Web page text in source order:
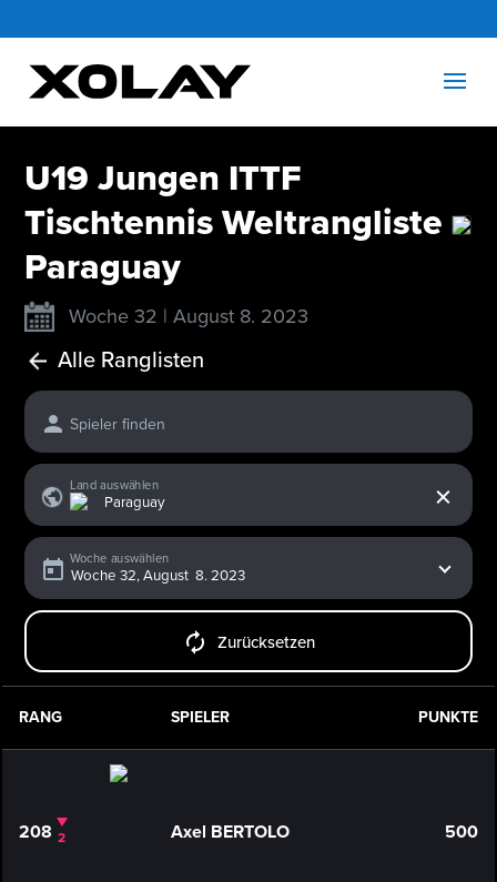
U19 Jungen ITTF
Tischtennis Weltrangliste
Paraguay
Woche 32 | August 8. 2023
Alle Ranglisten
Spieler finden
Land auswählen
Woche auswählen
Zurücksetzen
RANG SPIELER PUNKTE
208 2 Axel BERTOLO 500